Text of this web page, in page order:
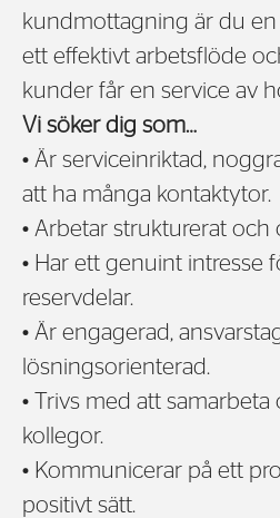
kundmottagning är du en
ett effektivt arbetsflöde
kunder får en service av
Vi söker dig som…
• Är serviceinriktad,
att ha många kontaktytor.
• Arbetar strukturerat och
• Har ett genuint intresse
reservdelar.
• Är engagerad,
lösningsorienterad.
• Trivs med att
kollegor.
• Kommunicerar på ett
positivt sätt.